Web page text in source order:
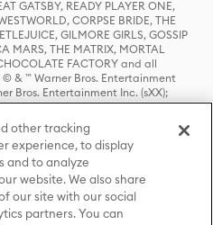
GATSBY, READY PLAYER ONE,
CORPSE BRIDE, THE
GILMORE GIRLS, GOSSIP
MARS, THE MATRIX, MORTAL
FACTORY and all
& ™ Warner Bros. Entertainment
Bros. Entertainment Inc. (sXX);
OF THRONES, and all related
Box Office, Inc. (sXX); CHILLING
© & ™ Warner Bros.
and all related characters and
Inc. Used with permission.
and elements © & ™ Castle
© & ™ Warner Bros.
LLC (sXX); THE HOBBIT: AN
THE DESOLATION OF SMAUG,
other tracking
experience, to display
and to analyze
website. We also share
our site with our social
partners. You can